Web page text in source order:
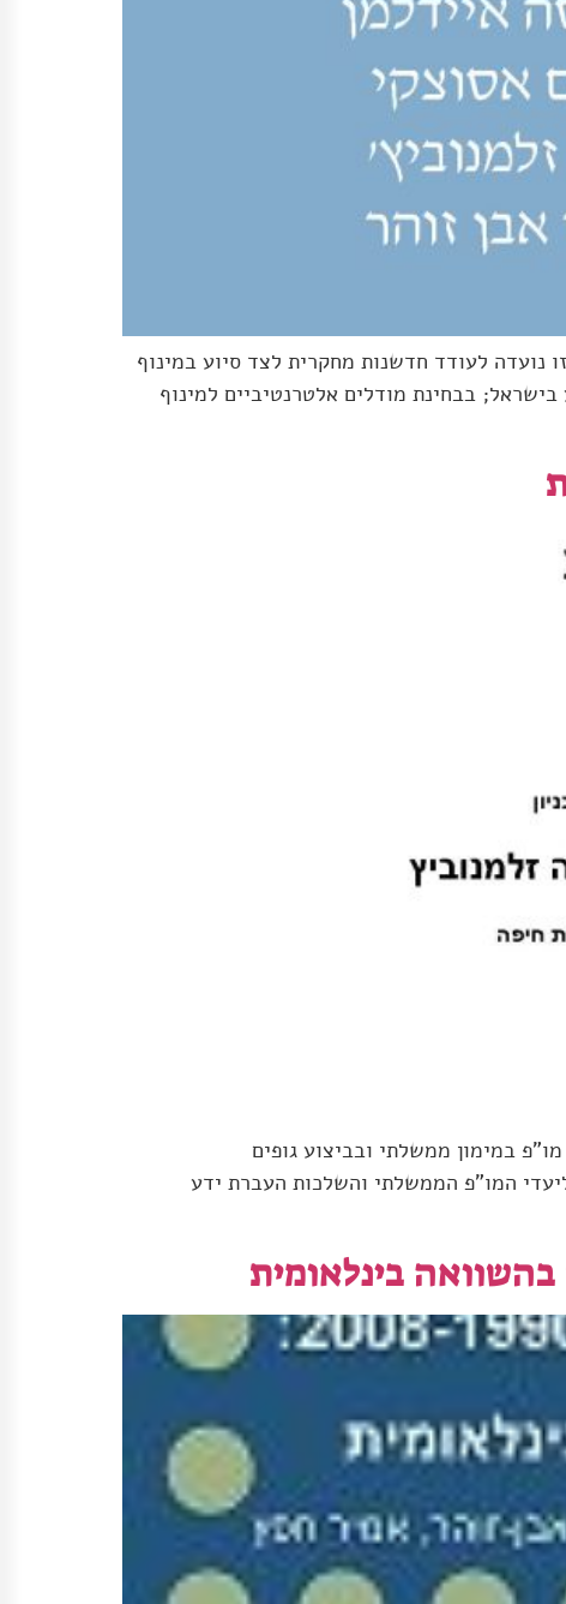
נועדה לעודד חדשנות מחקרית לצד סיוע במינוף
בבחינת מודלים אלטרנטיביים למינוף
במימון ממשלתי ובביצוע גופים
המו"פ הממשלתי והשלכות העברת ידע